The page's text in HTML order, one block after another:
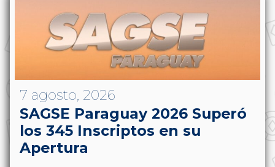
7 agosto, 2026
SAGSE Paraguay 2026 Superó
los 345 Inscriptos en su
Apertura